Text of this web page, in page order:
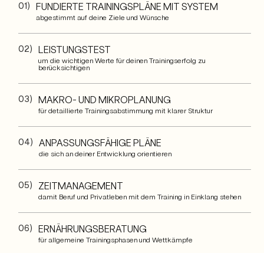
01) FUNDIERTE TRAININGSPLÄNE MIT SYSTEM
abgestimmt auf deine Ziele und Wünsche
02) LEISTUNGSTEST
um die wichtigen Werte für deinen Trainingserfolg zu
berücksichtigen
03) MAKRO- UND MIKROPLANUNG
für detaillierte Trainingsabstimmung mit klarer Struktur
04) ANPASSUNGSFÄHIGE PLÄNE
die sich an deiner Entwicklung orientieren
05) ZEITMANAGEMENT
damit Beruf und Privatleben mit dem Training in Einklang stehen
06) ERNÄHRUNGSBERATUNG
für allgemeine Trainingsphasen und Wettkämpfe